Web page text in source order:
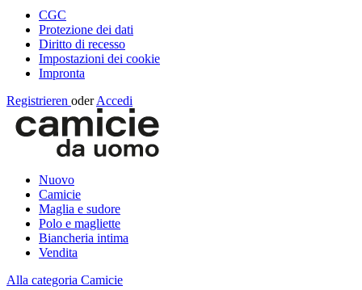
CGC
Protezione dei dati
Diritto di recesso
Impostazioni dei cookie
Impronta
Registrieren oder Accedi
Nuovo
Camicie
Maglia e sudore
Polo e magliette
Biancheria intima
Vendita
Alla categoria Camicie